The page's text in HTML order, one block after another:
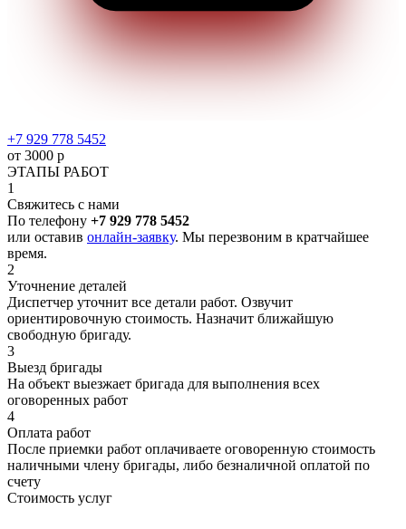
+7 929 778 5452
от 3000 р
ЭТАПЫ РАБОТ
1
Свяжитесь с нами
По телефону +7 929 778 5452
или оставив онлайн-заявку. Мы перезвоним в кратчайшее
время.
2
Уточнение деталей
Диспетчер уточнит все детали работ. Озвучит
ориентировочную стоимость. Назначит ближайшую
свободную бригаду.
3
Выезд бригады
На объект выезжает бригада для выполнения всех
оговоренных работ
4
Оплата работ
После приемки работ оплачиваете оговоренную стоимость
наличными члену бригады, либо безналичной оплатой по
счету
Стоимость услуг